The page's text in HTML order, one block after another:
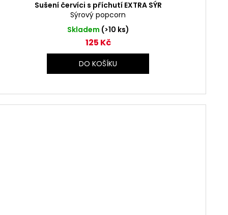
Sušení červíci s příchutí EXTRA SÝR
Sýrový popcorn
Skladem (>10 ks)
125 Kč
DO KOŠÍKU